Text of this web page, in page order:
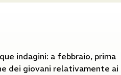
indagini: a febbraio, prima
dei giovani relativamente ai